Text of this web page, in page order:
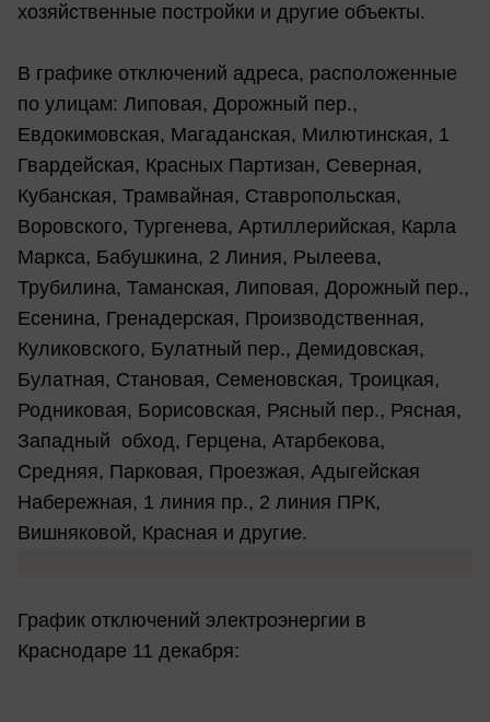
хозяйственные постройки и другие объекты.
В графике отключений адреса, расположенные
по улицам: Липовая, Дорожный пер.,
Евдокимовская, Магаданская, Милютинская, 1
Гвардейская, Красных Партизан, Северная,
Кубанская, Трамвайная, Ставропольская,
Воровского, Тургенева, Артиллерийская, Карла
Маркса, Бабушкина, 2 Линия, Рылеева,
Трубилина, Таманская, Липовая, Дорожный пер.,
Есенина, Гренадерская, Производственная,
Куликовского, Булатный пер., Демидовская,
Булатная, Становая, Семеновская, Троицкая,
Родниковая, Борисовская, Рясный пер., Рясная,
Западный обход, Герцена, Атарбекова,
Средняя, Парковая, Проезжая, Адыгейская
Набережная, 1 линия пр., 2 линия ПРК,
Вишняковой, Красная и другие.
График отключений электроэнергии в
Краснодаре 11 декабря: